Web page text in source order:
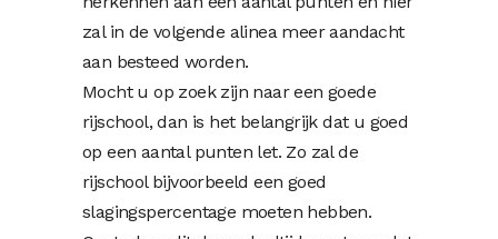
zal in de volgende alinea meer aandacht
aan besteed worden.
Mocht u op zoek zijn naar een goede
rijschool, dan is het belangrijk dat u goed
op een aantal punten let. Zo zal de
rijschool bijvoorbeeld een goed
slagingspercentage moeten hebben.